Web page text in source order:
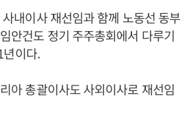
내이사 재선임과 함께 노동선 동부
안건도 정기 주주총회에서 다루기
년이다.
아 총괄이사도 사외이사로 재선임